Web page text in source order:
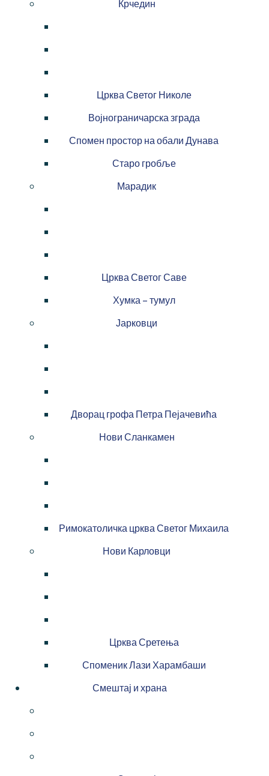
Крчедин
Црква Светог Николе
Војнограничарска зграда
Спомен простор на обали Дунава
Старо гробље
Марадик
Црква Светог Саве
Хумка – тумул
Јарковци
Дворац грофа Петра Пејачевића
Нови Сланкамен
Римокатоличка црква Светог Михаила
Нови Карловци
Црква Сретења
Споменик Лази Харамбаши
Смештај и храна